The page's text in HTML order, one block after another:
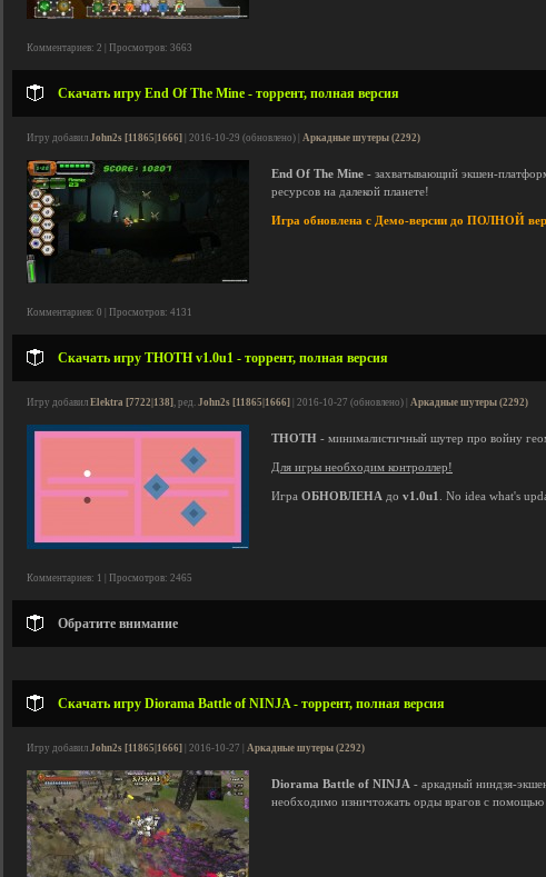
Комментариев: 2 | Просмотров: 3663
Скачать игру End Of The Mine - торрент, полная версия
Игру добавил John2s [11865|1666] | 2016-10-29 (обновлено) | Аркадные шутеры (2292)
End Of The Mine - захватывающий экшен-
ресурсов на далекой планете!
Игра обновлена с Демо-версии до ПОЛНОЙ
Комментариев: 0 | Просмотров: 4131
Скачать игру THOTH v1.0u1 - торрент, полная версия
Игру добавил Elektra [7722|138], ред. John2s [11865|1666] | 2016-10-27 (обновлено) | Аркадные шутеры (2292)
THOTH - минималистичный шутер про войну
Для игры необходим контроллер!
Игра ОБНОВЛЕНА до v1.0u1 . No idea what's
Комментариев: 1 | Просмотров: 2465
Обратите внимание
Скачать игру Diorama Battle of NINJA - торрент, полная версия
Игру добавил John2s [11865|1666] | 2016-10-27 | Аркадные шутеры (2292)
Diorama Battle of NINJA - аркадный ниндзя-
необходимо изничтожать орды врагов с помощью